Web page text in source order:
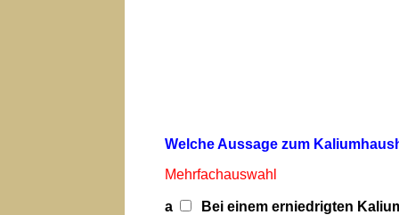
Welche Aussage zum
Mehrfachauswahl
a
Bei einem erniedrigten